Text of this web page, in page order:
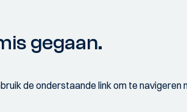
gegaan.
de onderstaande link om te navigeren